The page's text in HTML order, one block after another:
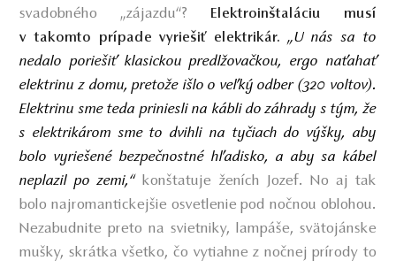
svadobného „zájazdu“?
Elektroinštaláciu musí
v takomto prípade vyriešiť elektrikár.„U nás sa to
nedalo poriešiť klasickou predlžovačkou, ergo naťahať
elektrinu z domu, pretože išlo o veľký odber (320 voltov).
Elektrinu sme teda priniesli na kábli do záhrady s tým, že
s elektrikárom sme to dvihli na tyčiach do výšky, aby
bolo vyriešené bezpečnostné hľadisko, a aby sa kábel
neplazil po zemi,“ konštatuje ženích Jozef. No aj tak
bolo najromantickejšie osvetlenie pod nočnou oblohou.
Nezabudnite preto na svietniky, lampáše, svätojánske
mušky, skrátka všetko, čo vytiahne z nočnej prírody to